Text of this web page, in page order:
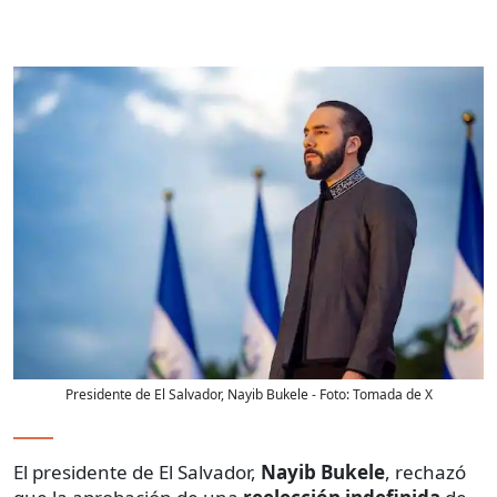
Presidente de El Salvador, Nayib Bukele- Foto:Tomada de X
El presidente de El Salvador, Nayib Bukele, rechazó